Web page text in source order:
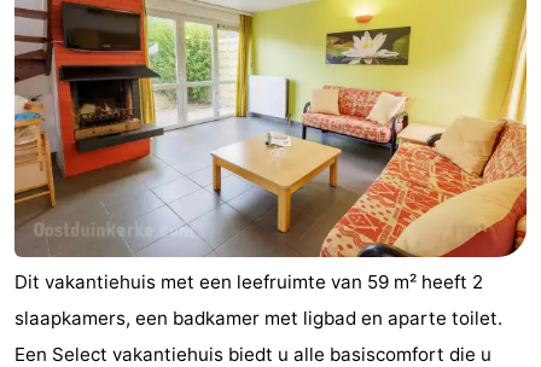
Dit vakantiehuis met een leefruimte van 59 m² heeft 2
slaapkamers, een badkamer met ligbad en aparte toilet.
Een Select vakantiehuis biedt u alle basiscomfort die u